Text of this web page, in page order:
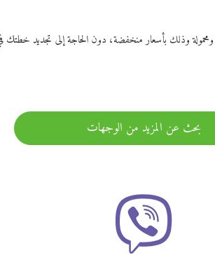
ومحمولة وذلك بأسعار منخفضة، دون الحاجة إلى تجديد
بحث عن المزيد من الوجهات